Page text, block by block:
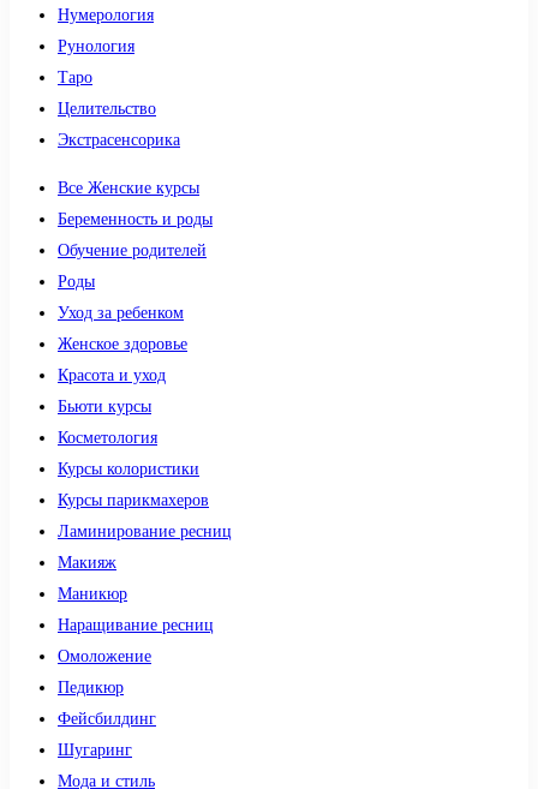
Нумерология
Рунология
Таро
Целительство
Экстрасенсорика
Все Женские курсы
Беременность и роды
Обучение родителей
Роды
Уход за ребенком
Женское здоровье
Красота и уход
Бьюти курсы
Косметология
Курсы колористики
Курсы парикмахеров
Ламинирование ресниц
Макияж
Маникюр
Наращивание ресниц
Омоложение
Педикюр
Фейсбилдинг
Шугаринг
Мода и стиль